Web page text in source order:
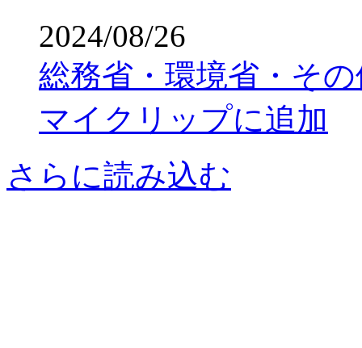
2024/08/26
総務省・環境省・そ
マイクリップに追加
さらに読み込む